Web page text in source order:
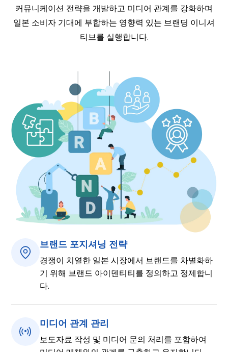
커뮤니케이션 전략을 개발하고 미디어 관계를 강화하며
일본 소비자 기대에 부합하는 영향력 있는 브랜딩 이니셔
티브를 실행합니다.
브랜드 포지셔닝 전략
경쟁이 치열한 일본 시장에서 브랜드를 차별화하
기 위해 브랜드 아이덴티티를 정의하고 정제합니
다.
미디어 관계 관리
보도자료 작성 및 미디어 문의 처리를 포함하여